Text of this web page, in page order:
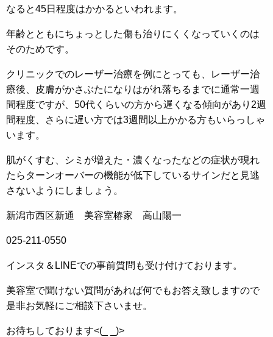
なると45日程度はかかるといわれます。
年齢とともにちょっとした傷も治りにくくなっていくのは
そのためです。
クリニックでのレーザー治療を例にとっても、レーザー治
療後、皮膚がかさぶたになりはがれ落ちるまでに通常一週
間程度ですが、50代くらいの方から遅くなる傾向があり2週
間程度、さらに遅い方では3週間以上かかる方もいらっしゃ
います。
肌がくすむ、シミが増えた・濃くなったなどの症状が現れ
たらターンオーバーの機能が低下しているサインだと見逃
さないようにしましょう。
新潟市西区新通 美容室椿家 高山陽一
025-211-0550
インスタ＆LINEでの事前質問も受け付けております。
美容室で聞けない質問があれば何でもお答え致しますので
是非お気軽にご相談下さいませ。
お待ちしております<(_ _)>